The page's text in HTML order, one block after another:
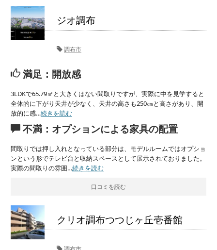
ジオ調布
調布市
満足：開放感
3LDKで65.79㎡と大きくはない間取りですが、実際に中を見学すると
全体的に下がり天井が少なく、天井の高さも250㎝と高さがあり、開
放的に感…続きを読む
不満：オプションによる家具の配置
間取りでは押し入れとなっている部分は、モデルルームではオプショ
ンという形でテレビ台と収納スペースとして展示されておりました。
実際の間取りの雰囲…続きを読む
口コミを読む
クリオ調布つつじヶ丘壱番館